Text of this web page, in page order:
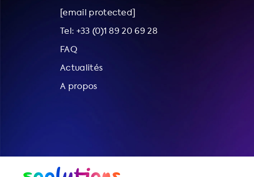
[email protected]
Tel: +33 (0)1 89 20 69 28
FAQ
Actualités
A propos